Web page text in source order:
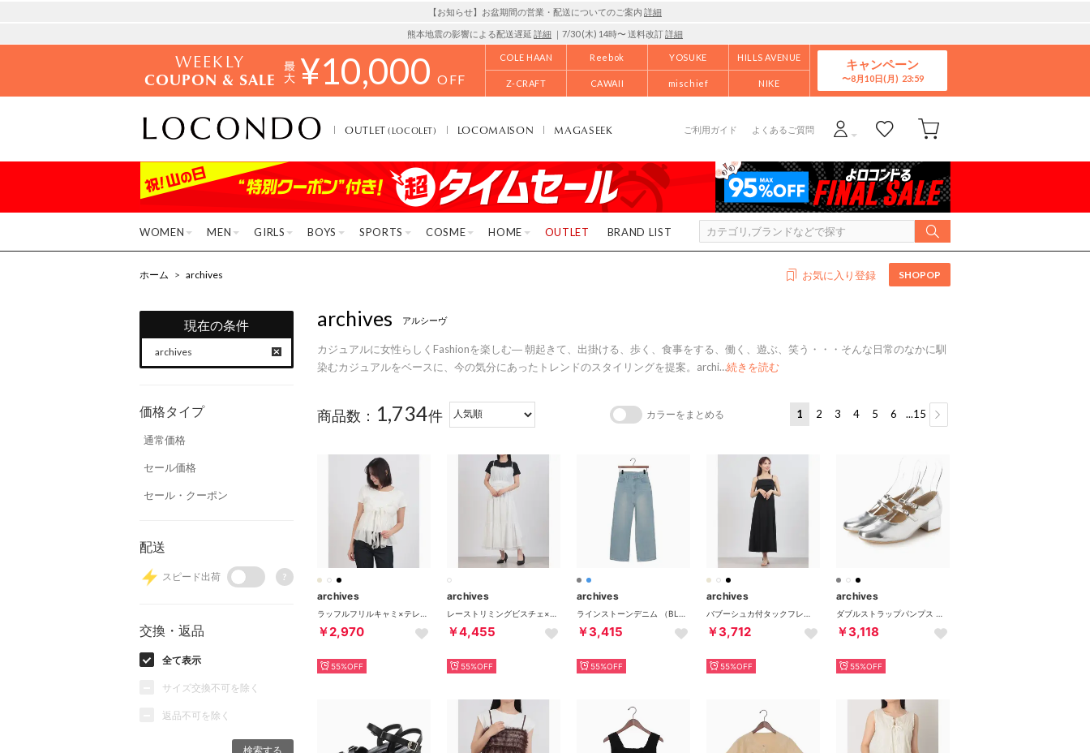
【お知らせ】お盆期間の営業・配送についてのご案内 詳細
熊本地震の影響による配送遅延 詳細 ｜7/30 (木) 14時〜 送料改訂詳細
WEEKLY
COUPON & SALE ¥10,000 OFF
COLE HAAN Reebok YOSUKE HILLS AVENUE
Z-CRAFT CAWAII mischief NIKE
キャンペーン
8月10日(月)
OUTLET(LOCOLET) LOCOMAISON MAGASEEK ご利用ガイド よくあるご質問
WOMEN MEN GIRLS BOYS SPORTS COSME HOME OUTLET BRAND LIST
ホーム > archives お気に入り登録 SHOPOP
現在の条件
archives
価格タイプ
通常価格
セール価格
セール・クーポン
配送
スピード出荷 ?
交換・返品
全て表示
サイズ交換不可を除く
返品不可を除く
archives アルシーヴ
カジュアルに女性らしくFashionを楽しむ― 朝起きて、出掛ける、歩く、食事をする、働く、遊ぶ、笑う・・・そんな日常のなかに馴
染むカジュアルをベースに、今の気分にあったトレンドのスタイリングを提案。archi…続きを読む
商品数： 1,734件 カラーをまとめる 1 2 3 4 5 6 ...15
archives
￥2,970
55%OFF
archives
￥4,455
55%OFF
archives
￥3,415
55%OFF
archives
￥3,712
55%OFF
archives
￥3,118
55%OFF